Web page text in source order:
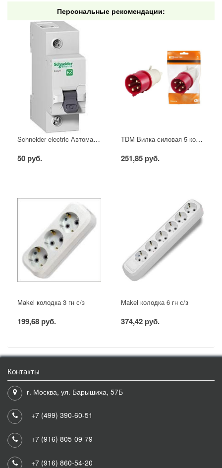
Персональные рекомендации:
Schneider electric Автоматический выключатель 1/40А
50 руб.
TDM Вилка силовая 5 контактов 16А 380В IP44
251,85 руб.
Makel колодка 3 гн с/з
199,68 руб.
Makel колодка 6 гн с/з
374,42 руб.
Контакты
г. Москва, ул. Барышиха, 57Б
+7 (499) 390-60-51
+7 (916) 805-09-79
+7 (916) 860-54-20